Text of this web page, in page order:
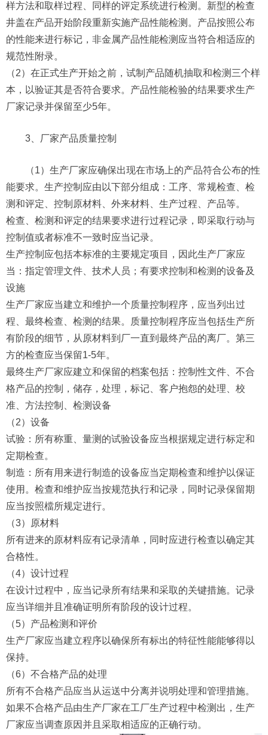
样方法和取样过程、同样的评定系统进行检测。新型的检查
井盖在产品开始阶段重新实施产品性能检测。产品按照公布
的性能来进行标记，非金属产品性能检测应当符合相适应的
规范性附录。
（2）在正式生产开始之前，试制产品随机抽取和检测三个样
本，以验证其是否符合要求。产品性能检验的结果要求生产
厂家记录并保留至少5年。
3、厂家产品质量控制
（1）生产厂家应确保出现在市场上的产品符合公布的性
能要求。生产控制应由以下部分组成：工序、常规检查、检
测和评定、控制原材料、外来材料、生产过程、产品等。
检查、检测和评定的结果要求进行过程记录，即采取行动与
控制值或者标准不一致时应当记录。
生产控制应包括本标准的主要规定项目，因此生产厂家应
当：指定管理文件、技术人员；有要求控制和检测的设备及
设施
生产厂家应当建立和维护一个质量控制程序，应当列出过
程、最终检查、检测的结果。质量控制程序应当包括生产所
有阶段的细节，从原材料到厂一直到最终产品的离厂。第三
方的检查应当保留1-5年。
最终生产厂家应建立和保留的档案包括：控制性文件、不合
格产品的控制，储存，处理，标记、客户抱怨的处理、校
准、方法控制、检测设备
（2）设备
试验：所有称重、量测的试验设备应当根据规定进行标定和
定期检查。
制造：所有用来进行制造的设备应当定期检查和维护以保证
使用。检查和维护应当按规范执行和记录，同时记录保留期
应当按照檔所规定进行。
（3）原材料
所有进来的原材料应有记录清单，同时应进行检查以确定其
合格性。
（4）设计过程
在设计过程中，应当记录所有结果和采取的关键措施。记录
应当详细并且准确证明所有阶段的设计过程。
（5）产品检测和评价
生产厂家应当建立程序以确保所有标出的特征性能能够得以
保持。
（6）不合格产品的处理
所有不合格产品应当从运送中分离并说明处理和管理措施。
如果不合格产品由生产厂家在工厂生产过程中检测出，生产
厂家应当调查原因并且采取相适应的正确行动。